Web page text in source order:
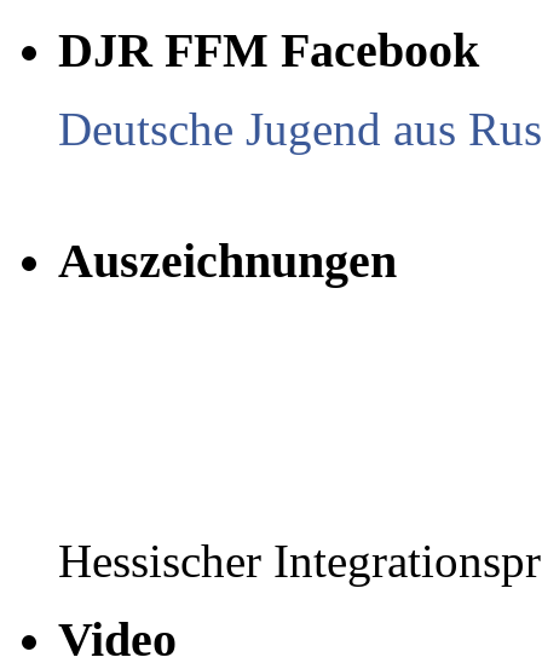
DJR FFM Facebook
Deutsche Jugend aus
Auszeichnungen
Hessischer
Video